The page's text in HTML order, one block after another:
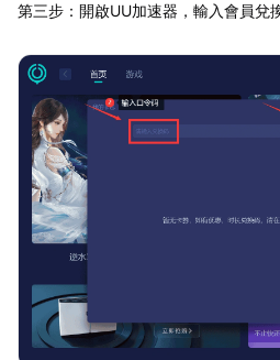
第三步：開啟UU加速器，輸入會員兌